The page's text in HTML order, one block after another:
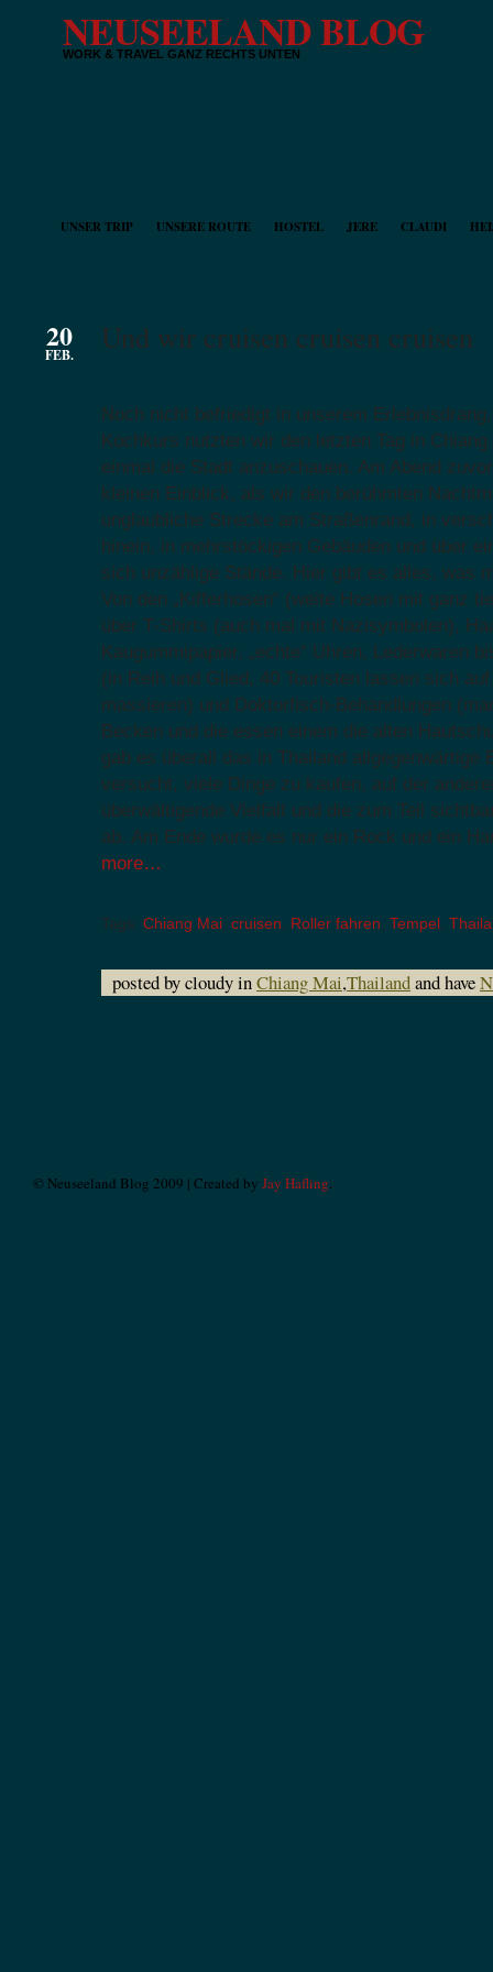
NEUSEELAND BLOG
WORK & TRAVEL GANZ RECHTS UNTEN
UNSER TRIP UNSERE ROUTE HOSTEL JERE CLAUDI
20
FEB. Und wir cruisen cruisen cruisen
Noch nicht befriedigt in unserem
Kochkurs nutzten wir den letzten Tag in
einmal die Stadt anzuschauen. Am Abend
kleinen Einblick, als wir den berühmten
unglaubliche Strecke am Straßenrand, in
hinein, in mehrstöckigen Gebäuden und über
sich unzählige Stände. Hier gibt es alles, was
Von den „Kifferhosen“ (weite Hosen mit ganz
über T-Shirts (auch mal mit Nazisymbolen),
Kaugummipapier, „echte“ Uhren, Lederwaren
(in Reih und Glied, 40 Touristen lassen sich
massieren) und Doktorfisch-Behandlungen
Becken und die essen einem die alten
gab es überall das in Thailand allgegenwärtige
versucht, viele Dinge zu kaufen, auf der
überwältigende Vielfalt und die zum Teil
ab. Am Ende wurde es nur ein Rock und ein
more…
Tags: Chiang Mai cruisen Roller fahren Tempel
posted by cloudy inChiang Mai,Thailandand have
© Neuseeland Blog 2009 | Created by Jay Hafling.